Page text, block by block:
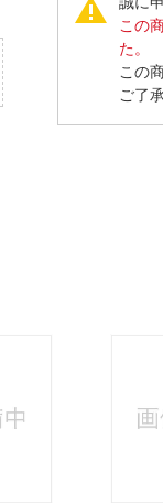
この
た。
この
ご了